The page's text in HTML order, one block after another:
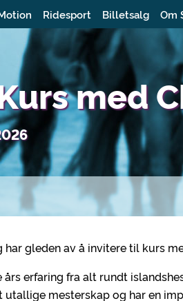
Ridesport Billetsalg Om
med
har gleden av å invitere til kurs
års erfaring fra alt rundt
utallige mesterskap og har en